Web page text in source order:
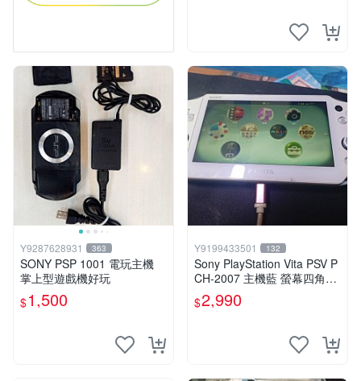
Y9287628931 363
SONY PSP 1001 電玩主機
掌上型遊戲機好玩
$1,500
Y9199433501 132
Sony PlayStation Vita PSV P
CH-2007 主機藍 螢幕四角略
暗 可安裝遊戲 系統3.74書
$2,990